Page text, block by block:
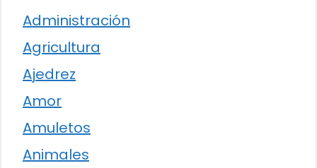
Administración
Agricultura
Ajedrez
Amor
Amuletos
Animales